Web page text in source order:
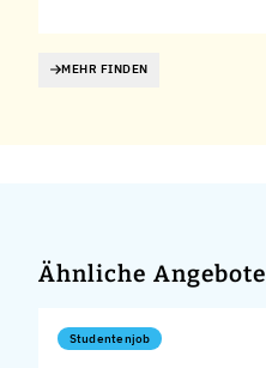
MEHR FINDEN
Ähnliche Angebote
Studentenjob